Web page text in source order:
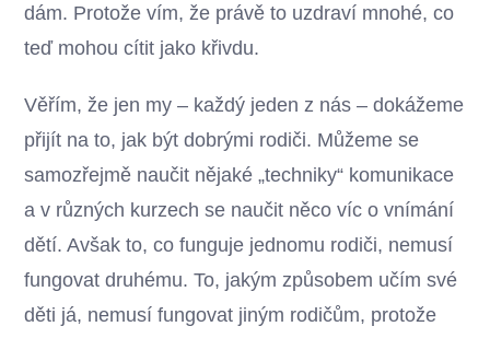
dám. Protože vím, že právě to uzdraví mnohé, co
teď mohou cítit jako křivdu.
Věřím, že jen my – každý jeden z nás – dokážeme
přijít na to, jak být dobrými rodiči. Můžeme se
samozřejmě naučit nějaké „techniky“ komunikace
a v různých kurzech se naučit něco víc o vnímání
dětí. Avšak to, co funguje jednomu rodiči, nemusí
fungovat druhému. To, jakým způsobem učím své
děti já, nemusí fungovat jiným rodičům, protože